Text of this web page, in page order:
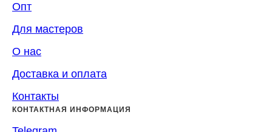
Опт
Для мастеров
О нас
Доставка и оплата
Контакты
КОНТАКТНАЯ ИНФОРМАЦИЯ